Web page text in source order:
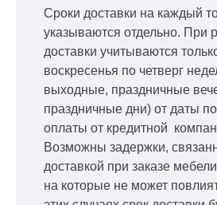
Сроки доставки на каждый
указываются отдельно. При
доставки учитываются
воскресенья по четверг
выходные, праздничные
праздничные дни) от даты
оплаты от кредитной
Возможны задержки,
доставкой при заказе
на которые не может